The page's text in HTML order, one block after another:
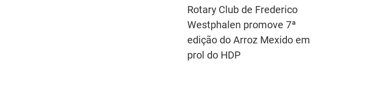
Rotary Club de Frederico
Westphalen promove 7ª
edição do Arroz Mexido em
prol do HDP